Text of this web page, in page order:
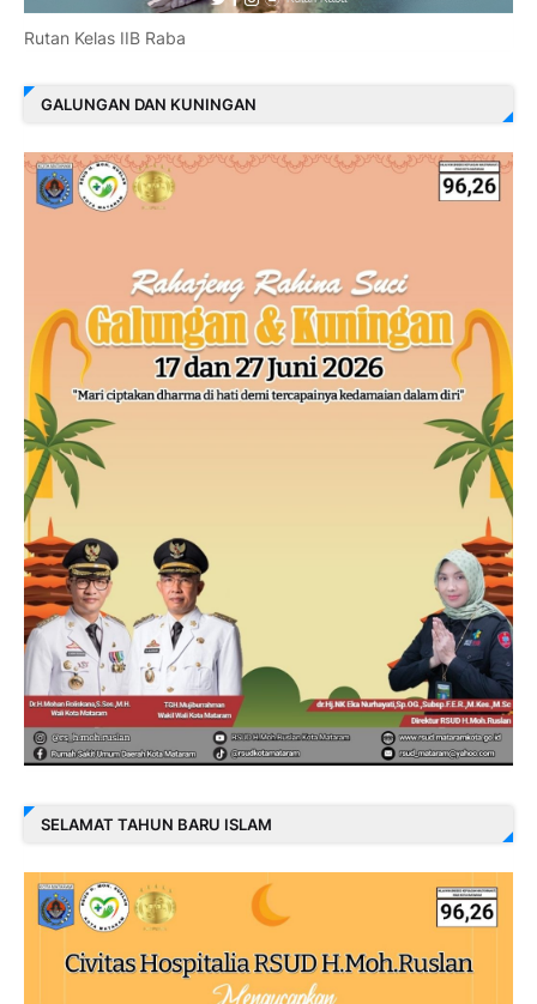
Rutan Kelas IIB Raba
GALUNGAN DAN KUNINGAN
SELAMAT TAHUN BARU ISLAM